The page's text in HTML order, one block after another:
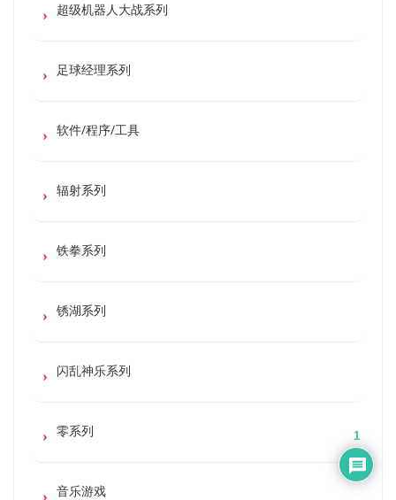
超级机器人大战系列
足球经理系列
软件/程序/工具
辐射系列
铁拳系列
锈湖系列
闪乱神乐系列
零系列
音乐游戏
1